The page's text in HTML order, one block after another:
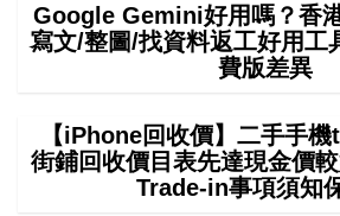
Google Gemini好用嗎？香
寫文/整圖/找資料返工好用工
費版差異
【iPhone回收價】二手手
街鋪回收價目表先達現金價
Trade-in事項須知